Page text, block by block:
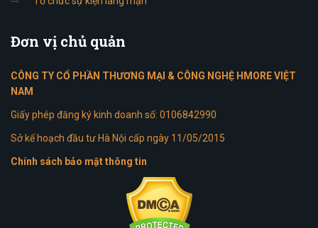
Đơn vị chủ quản
CÔNG TY CỔ PHẦN THƯƠNG MẠI & CÔNG NGHỆ HMORE VIỆT
NAM
Giấy phép đăng ký kinh doanh số: 0106842990
Sở kế hoạch đầu tư Hà Nội cấp ngày 11/05/2015
Chính sách bảo mật thông tin